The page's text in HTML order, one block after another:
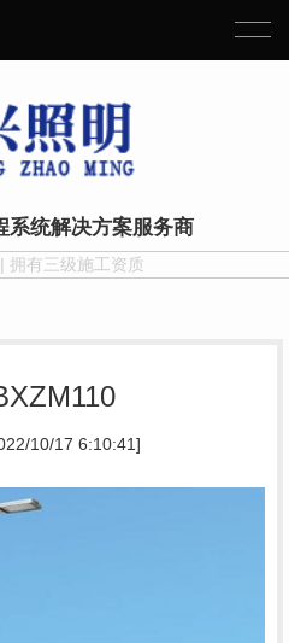
系统解决方案服务商
拥有三级施工资质
10/17 6:10:41]